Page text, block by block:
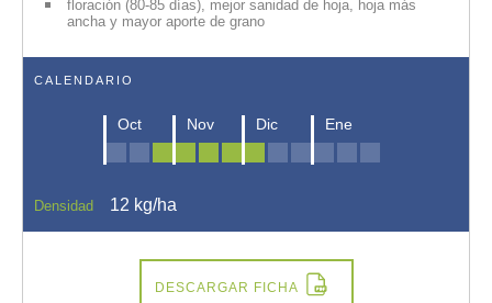
floración (80-85 días), mejor sanidad de hoja, hoja más
ancha y mayor aporte de grano
CALENDARIO
Oct Nov Dic Ene
Densidad 12 kg/ha
DESCARGAR FICHA
Ingrese sus datos para descargar la ficha.